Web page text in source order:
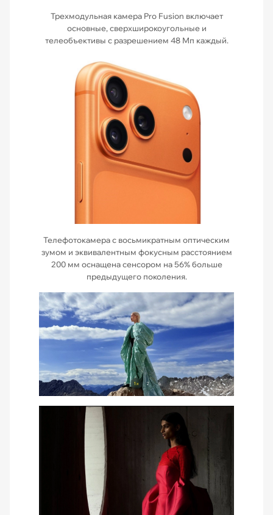
Трехмодульная камера Pro Fusion включает
основные, сверхширокоугольные и
телеобъективы с разрешением 48 Мп каждый.
Телефотокамера с восьмикратным оптическим
зумом и эквивалентным фокусным расстоянием
200 мм оснащена сенсором на 56% больше
предыдущего поколения.